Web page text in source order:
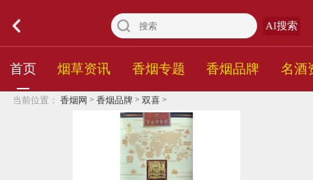
AI搜索
首页 烟草资讯 香烟专题 香烟品牌 名酒
当前位置： 香烟网 > 香烟品牌 > 双喜>